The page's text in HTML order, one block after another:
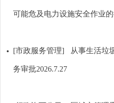
可能危及电力设施安全作业
[市政服务管理] 从事生活垃
务审批2026.7.27